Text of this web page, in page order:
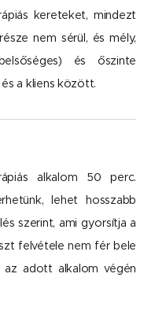
kereteket, mindezt
nem sérül, és mély,
és őszinte
a kliens között.
alkalom 50 perc.
lehet hosszabb
szerint, ami gyorsítja a
felvétele nem fér bele
adott alkalom végén